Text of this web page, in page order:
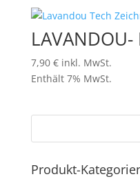
7,90 € inkl. MwSt.
Enthält 7% MwSt.
Produkt-